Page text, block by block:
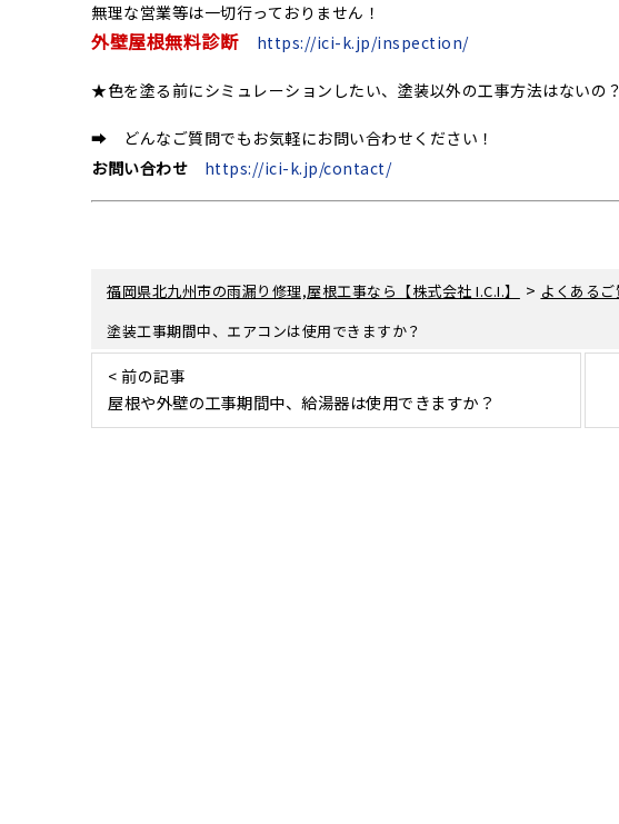
無理な営業等は一切行っておりません！
外壁屋根無料診断 https://ici-k.jp/inspection/
★色を塗る前にシミュレーションしたい、塗装以外の工事方法はない
➡ どんなご質問でもお気軽にお問い合わせください！
お問い合わせ
https://ici-k.jp/contact/
福岡県北九州市の雨漏り修理,屋根工事なら【株式会社 I.C.I.】 > よくあるご
塗装工事期間中、エアコンは使用できますか？
< 前の記事
屋根や外壁の工事期間中、給湯器は使用できますか？